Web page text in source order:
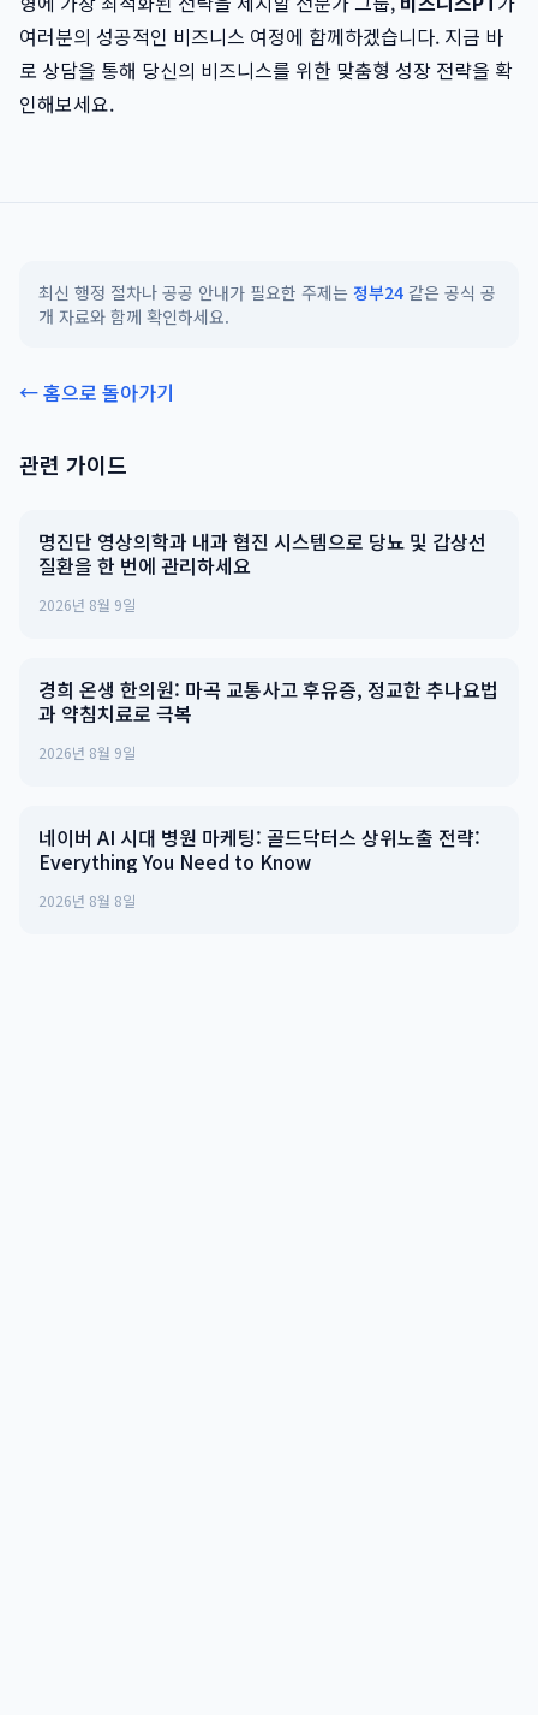
여러분의 성공적인 비즈니스 여정에 함께하겠습니다. 지금 바
로 상담을 통해 당신의 비즈니스를 위한 맞춤형 성장 전략을 확
인해보세요.
최신 행정 절차나 공공 안내가 필요한 주제는 정부24 같은 공식 공
개 자료와 함께 확인하세요.
← 홈으로 돌아가기
관련 가이드
명진단 영상의학과 내과 협진 시스템으로 당뇨 및 갑상선
질환을 한 번에 관리하세요
2026년 8월 9일
경희 온생 한의원: 마곡 교통사고 후유증, 정교한 추나요법
과 약침치료로 극복
2026년 8월 9일
네이버 AI 시대 병원 마케팅: 골드닥터스 상위노출 전략:
Everything You Need to Know
2026년 8월 8일